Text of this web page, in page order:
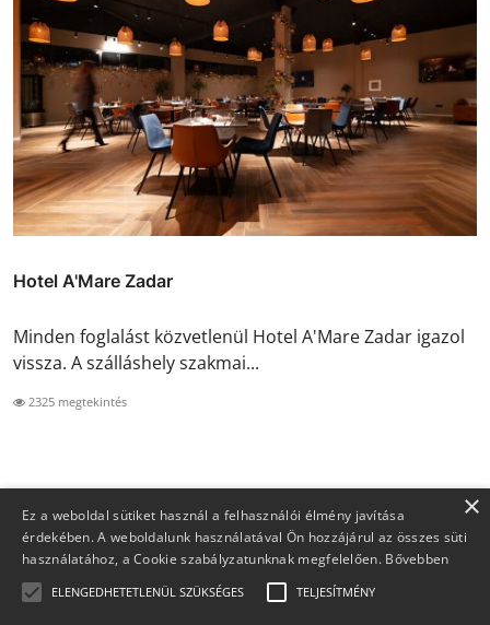
Hotel A'Mare Zadar
Minden foglalást közvetlenül Hotel A'Mare Zadar igazol
vissza. A szálláshely szakmai...
2325 megtekintés
×
Ez a weboldal sütiket használ a felhasználói élmény javítása
érdekében. A weboldalunk használatával Ön hozzájárul az összes süti
használatához, a Cookie szabályzatunknak megfelelően. Bővebben
ELENGEDHETETLENÜL SZÜKSÉGES TELJESÍTMÉNY